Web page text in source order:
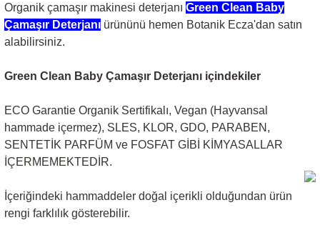
Organik çamaşır makinesi deterjanı Green Clean Baby
Çamaşır Deterjanı ürününü hemen Botanik Ecza'dan satın
alabilirsiniz.
Green Clean Baby Çamaşır Deterjanı içindekiler
ECO Garantie Organik Sertifikalı, Vegan (Hayvansal
hammade içermez), SLES, KLOR, GDO, PARABEN,
SENTETİK PARFÜM ve FOSFAT GİBİ KİMYASALLAR
İÇERMEMEKTEDİR.
İçeriğindeki hammaddeler doğal içerikli olduğundan ürün
rengi farklılık gösterebilir.